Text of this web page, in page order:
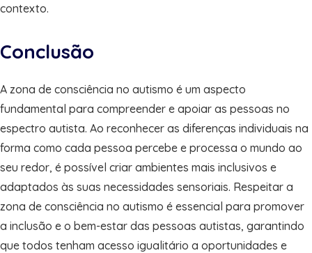
contexto.
Conclusão
A zona de consciência no autismo é um aspecto
fundamental para compreender e apoiar as pessoas no
espectro autista. Ao reconhecer as diferenças individuais na
forma como cada pessoa percebe e processa o mundo ao
seu redor, é possível criar ambientes mais inclusivos e
adaptados às suas necessidades sensoriais. Respeitar a
zona de consciência no autismo é essencial para promover
a inclusão e o bem-estar das pessoas autistas, garantindo
que todos tenham acesso igualitário a oportunidades e